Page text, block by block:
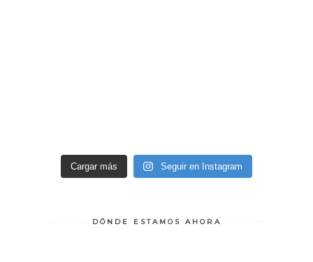
Cargar más Seguir en Instagram
DÓNDE ESTAMOS AHORA